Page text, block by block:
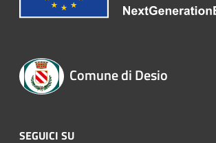
Comune di Desio
SEGUICI SU